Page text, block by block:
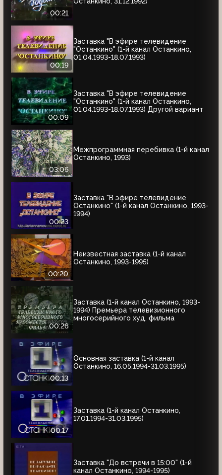
00:21
00:19
Заставка "В эфире телевидение
"Останкино" (1-й канал Останкино,
01.04.1993-18.07.1993)
00:09
Заставка "В эфире телевидение
"Останкино" (1-й канал Останкино,
01.04.1993-18.07.1993) Другой вариант
03:06
Межпрограммная перебивка (1-й канал
Останкино, 1993)
00:23
Заставка "В эфире телевидение
Останкино" (1-й канал Останкино, 1993-
1994)
00:20
Неизвестная заставка (1-й канал
Останкино, 1993-1995)
00:26
Заставка (1-й канал Останкино, 1993-
1994) Премьера телевизионного
многосерийного худ. фильма
00:13
Основная заставка (1-й канал
Останкино, 16.05.1994-31.03.1995)
00:17
Заставка (1-й канал Останкино,
17.01.1994-31.03.1995)
Заставка "До встречи в 15:00" (1-й
канал Останкино, 1994-1995)